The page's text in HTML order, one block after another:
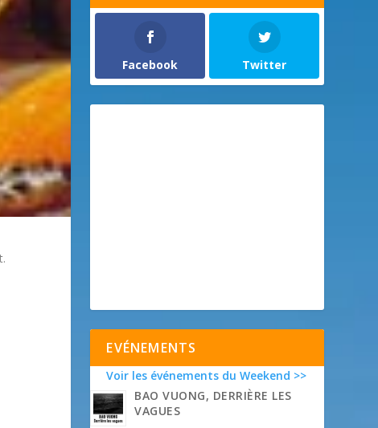
Facebook Twitter
EVÉNEMENTS
Voir les événements du Weekend >>
BAO VUONG, DERRIÈRE LES
VAGUES